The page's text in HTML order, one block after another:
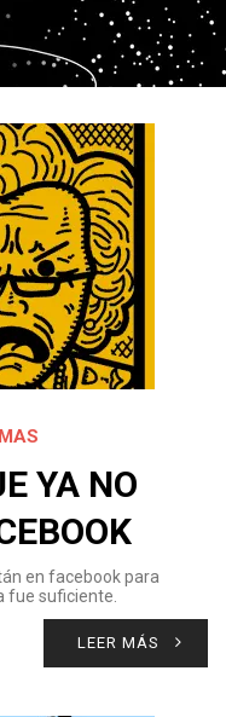
YA NO
en facebook para
fue suficiente.
LEER MÁS